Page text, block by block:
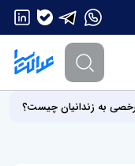
به زندانیان چیست؟